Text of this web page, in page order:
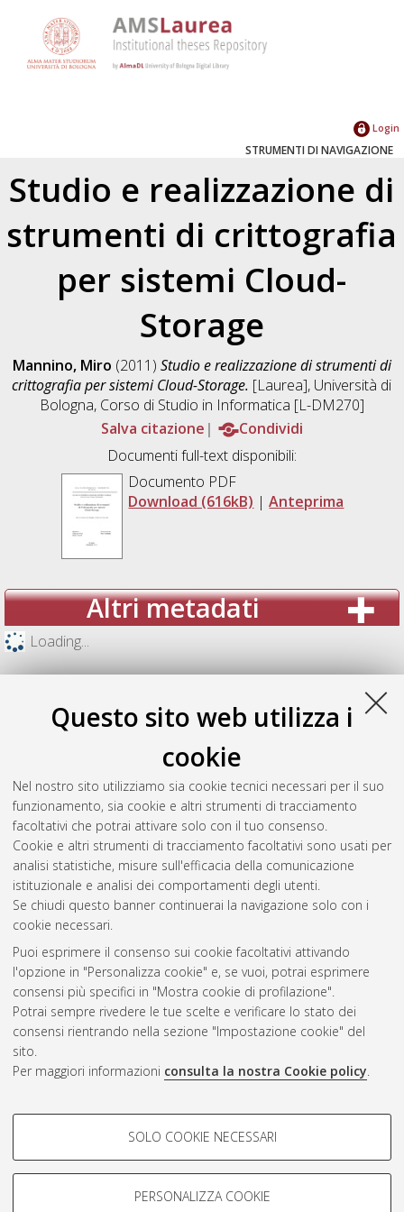
Questo sito web utilizza i
cookie
Nel nostro sito utilizziamo sia cookie tecnici necessari per il suo
funzionamento, sia cookie e altri strumenti di tracciamento
facoltativi che potrai attivare solo con il tuo consenso.
Cookie e altri strumenti di tracciamento facoltativi sono usati per
analisi statistiche, misure sull'efficacia della comunicazione
istituzionale e analisi dei comportamenti degli utenti.
Se chiudi questo banner continuerai la navigazione solo con i
cookie necessari.
Puoi esprimere il consenso sui cookie facoltativi attivando
l'opzione in "Personalizza cookie" e, se vuoi, potrai esprimere
consensi più specifici in "Mostra cookie di profilazione".
Potrai sempre rivedere le tue scelte e verificare lo stato dei
consensi rientrando nella sezione "Impostazione cookie" del
sito.
Per maggiori informazioni consulta la nostra Cookie policy.
COOKIE DI PROFILAZIONE -
Si tratta di cookie utilizzati per analizzare le caratteristiche della
navigazione degli utenti, creare profili in base al loro comportamento
SOLO COOKIE NECESSARI
PERSONALIZZA COOKIE
Login
STRUMENTI DI NAVIGAZIONE
Studio e realizzazione di
strumenti di crittografia
per sistemi Cloud-
Storage
Mannino, Miro (2011) Studio e realizzazione di strumenti di
crittografia per sistemi Cloud-Storage. [Laurea], Università di
Bologna, Corso di Studio in Informatica [L-DM270]
Salva citazione
Condividi
Documenti full-text disponibili:
Documento PDF
Download (616kB) |Anteprima
Altri metadati
Loading...
Gestione del documento:
Atom
Rss 1.0
Rss 2.0
AMS Laurea
Impostazioni Cookie
Informativa sulla privacy
Condizioni d’uso del sito